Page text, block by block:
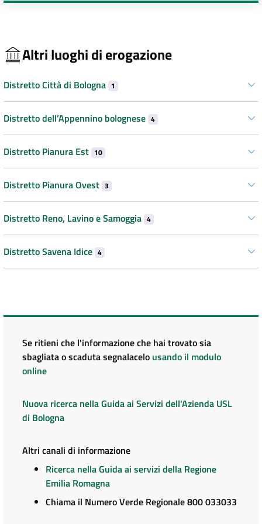
Altri luoghi di erogazione
Distretto Città di Bologna 1
Distretto dell’Appennino bolognese 4
Distretto Pianura Est 10
Distretto Pianura Ovest 3
Distretto Reno, Lavino e Samoggia 4
Distretto Savena Idice 4
Se ritieni che l'informazione che hai trovato sia
sbagliata o scaduta segnalacelo usando il modulo
online
Nuova ricerca nella Guida ai Servizi dell'Azienda USL
di Bologna
Altri canali di informazione
Ricerca nella Guida ai servizi della Regione
Emilia Romagna
Chiama il Numero Verde Regionale 800 033033